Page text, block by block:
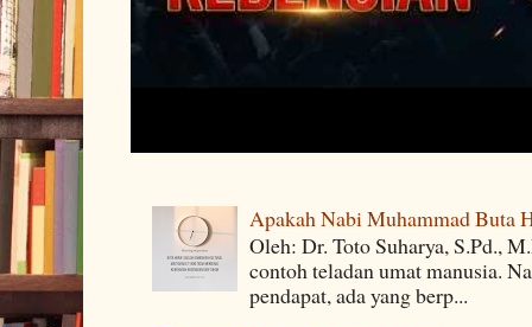
Apakah Nabi Muhammad Buta
Oleh: Dr. Toto Suharya, S.Pd.,
contoh teladan umat manusia.
pendapat, ada yang berp...